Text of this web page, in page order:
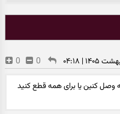
0
0
وصل کنین یا برای همه قطع کنید